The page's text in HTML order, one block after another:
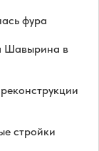
фура
Шавырина в
стройки